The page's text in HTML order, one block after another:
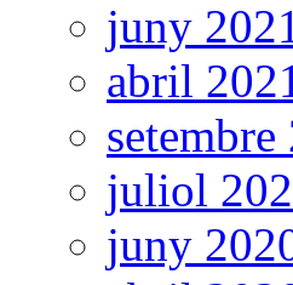
juny
abril
setembre
juliol
juny